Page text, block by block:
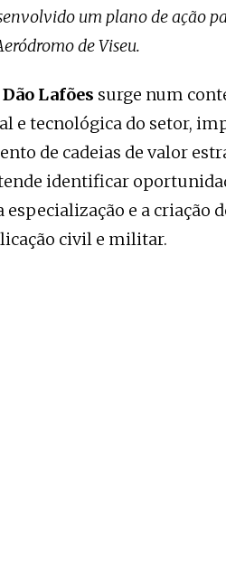
um plano de ação
de Viseu.
Lafões surge num
e tecnológica do setor,
de cadeias de valor
identificar
e a criação
civil e militar.